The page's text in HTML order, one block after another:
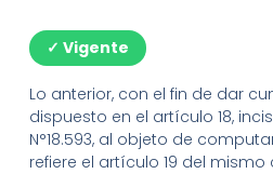
✓ Vigente
Lo anterior, con el fin de dar
dispuesto en el artículo 18,
N°18.593, al objeto de
refiere el artículo 19 del mismo